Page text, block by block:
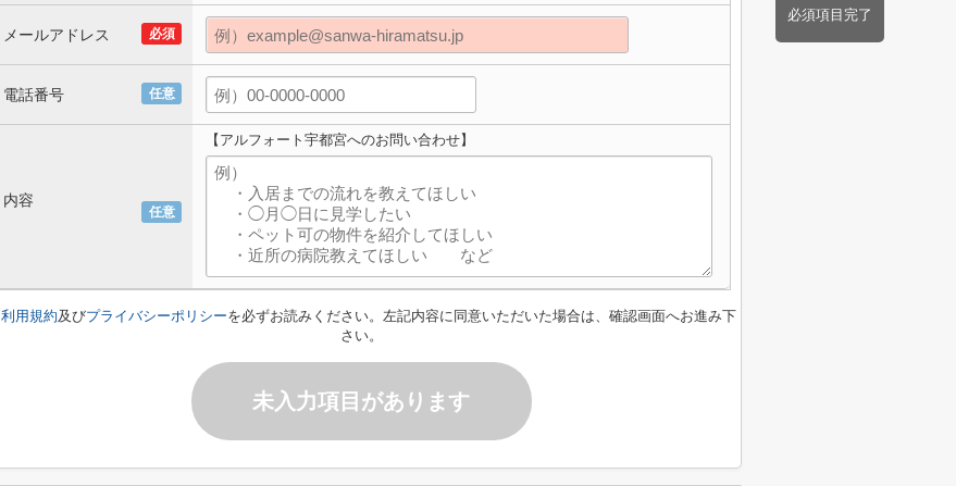
必須項目完了
必須
メールアドレス
任意
電話番号
任意
内容
【アルフォート宇都宮へのお問い合わせ】
利用規約及びプライバシーポリシーを必ずお読みください。左記内容に同意いただいた場合は、確認画面へお進み下
さい。
未入力項目があります